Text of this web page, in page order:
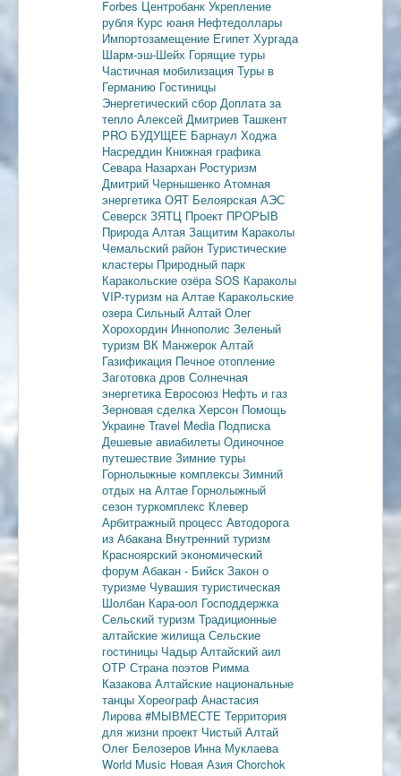
Forbes Центробанк Укрепление
рубля Курс юаня Нефтедоллары
Импортозамещение Египет Хургада
Шарм-эш-Шейх Горящие туры
Частичная мобилизация Туры в
Германию Гостиницы
Энергетический сбор Доплата за
тепло Алексей Дмитриев Ташкент
PRO БУДУЩЕЕ Барнаул Ходжа
Насреддин Книжная графика
Севара Назархан Ростуризм
Дмитрий Чернышенко Атомная
энергетикаОЯТ Белоярская АЭС
Северск ЗЯТЦ Проект ПРОРЫВ
Природа Алтая Защитим Караколы
Чемальский район Туристические
кластеры Природный парк
Каракольские озёраSOS Караколы
VIP-туризм на Алтае Каракольские
озераСильный Алтай Олег
Хорохордин Иннополис Зеленый
туризм ВК Манжерок Алтай
Газификация Печное отопление
Заготовка дров Солнечная
энергетика Евросоюз Нефть и газ
Зерновая сделкаХерсон Помощь
Украине Travel Media Подписка
Дешевые авиабилеты Одиночное
путешествие Зимние туры
Горнолыжные комплексы Зимний
отдых на Алтае Горнолыжный
сезон туркомплекс Клевер
Арбитражный процесс Автодорога
из Абакана Внутренний туризм
Красноярский экономический
форум Абакан - Бийск Закон о
туризме Чувашия туристическая
Шолбан Кара-оол Господдержка
Сельский туризм Традиционные
алтайские жилищаСельские
гостиницы Чадыр Алтайский аил
ОТР Страна поэтов Римма
КазаковаАлтайские национальные
танцы Хореограф Анастасия
Лирова#МЫВМЕСТЕ Территория
для жизни проект Чистый Алтай
Олег Белозеров Инна Муклаева
World Music Новая Азия Chorchok